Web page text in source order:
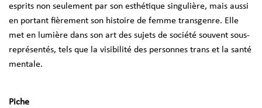
esprits non seulement par son esthétique singulière, mais aussi
en portant fièrement son histoire de femme transgenre. Elle
met en lumière dans son art des sujets de société souvent sous-
représentés, tels que la visibilité des personnes trans et la santé
mentale.
Piche